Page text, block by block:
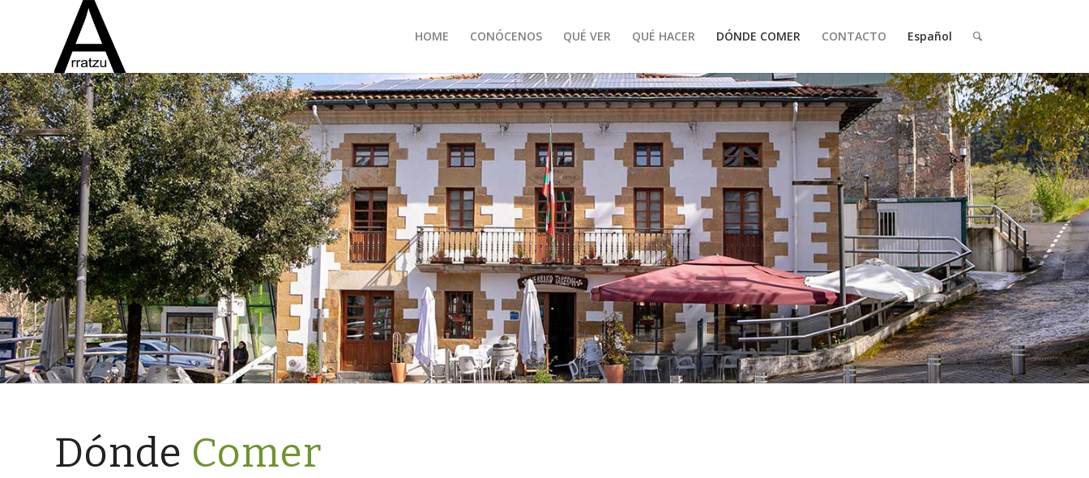
HOME CONÓCENOS QUÉ VER QUÉ HACER DÓNDE COMER CONTACTO Español
Dónde Comer